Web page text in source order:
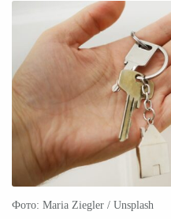
Фото: Maria Ziegler / Unsplash